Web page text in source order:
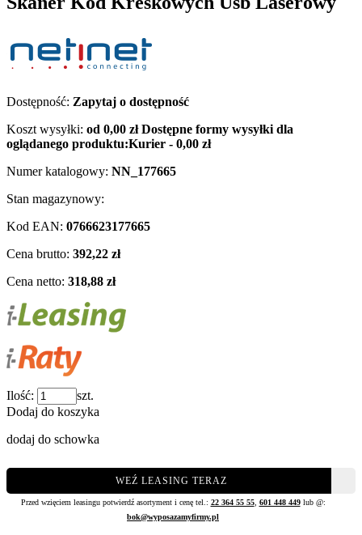
Dostępność: Zapytaj o dostępność
Koszt wysyłki: od 0,00 złDostępne formy wysyłki dla
oglądanego produktu:Kurier - 0,00 zł
Numer katalogowy: NN_177665
Stan magazynowy:
Kod EAN: 0766623177665
Cena brutto: 392,22 zł
Cena netto: 318,88 zł
Ilość:
szt.
Dodaj do koszyka
dodaj do schowka
WEŹ LEASING TERAZ
Przed wzięciem leasingu potwierdź asortyment i cenę tel.: 22 364 55 55, 601 448 449lub @:
bok@wyposazamyfirmy.pl